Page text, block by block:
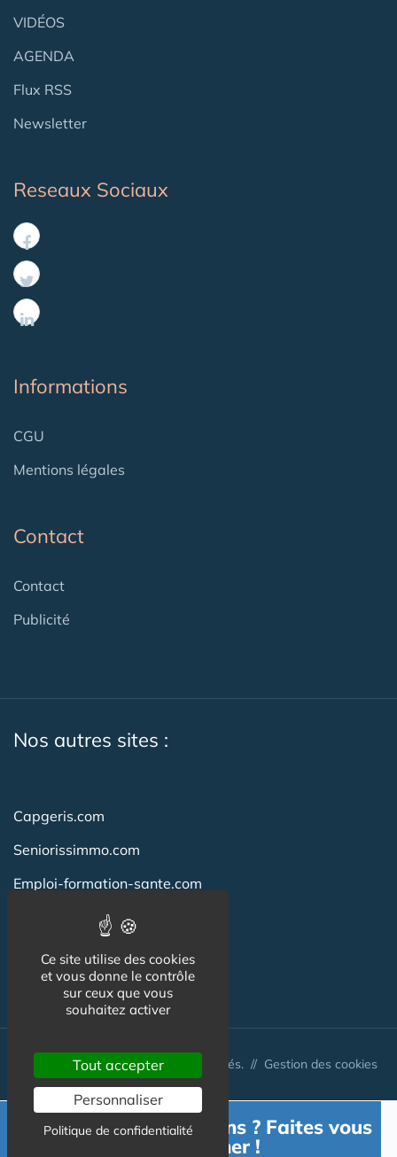
VIDÉOS
AGENDA
Flux RSS
Newsletter
Reseaux Sociaux
Informations
CGU
Mentions légales
Contact
Contact
Publicité
Nos autres sites :
Capgeris.com
Seniorissimmo.com
Emploi-formation-sante.com
Creche-et-naissance.com
Co-Living & Co-Working
© Australis 2026 - Tous droits réservés. // Gestion des cookies
Besoin d'informations ? Faites vous
accompagner !
Ce site utilise des cookies
et vous donne le contrôle
sur ceux que vous
souhaitez activer
Tout accepter
Personnaliser
Politique de confidentialité